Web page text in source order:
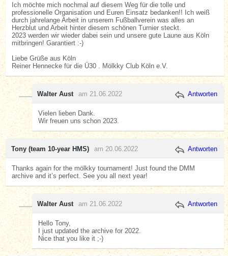
Ich möchte mich nochmal auf diesem Weg für die tolle und
professionelle Organisation und Euren Einsatz bedanken!! Ich weiß
durch jahrelange Arbeit in unserem Fußballverein was alles an
Herzblut und Arbeit hinter diesem schönen Turnier steckt.
2023 werden wir wieder dabei sein und unsere gute Laune aus Köln
mitbringen! Garantiert :-)
Liebe Grüße aus Köln
Reiner Hennecke für die Ü30 . Mölkky Club Köln e.V.
Walter Aust am 21.06.2022 Antworten
Vielen lieben Dank.
Wir freuen uns schon 2023.
Tony (team 10-year HMS) am 20.06.2022 Antworten
Thanks again for the mölkky tournament! Just found the DMM
archive and it’s perfect. See you all next year!
Walter Aust am 21.06.2022 Antworten
Hello Tony,
I just updated the archive for 2022.
Nice that you like it ;-)